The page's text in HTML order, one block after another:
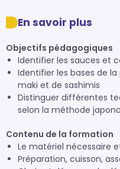
En savoir plus
Objectifs pédagogiques
Identifier les sauces et
Identifier les bases de
maki et de sashimis
Distinguer différentes
selon la méthode
Contenu de la formation
Le matériel nécessaire
Préparation, cuisson,